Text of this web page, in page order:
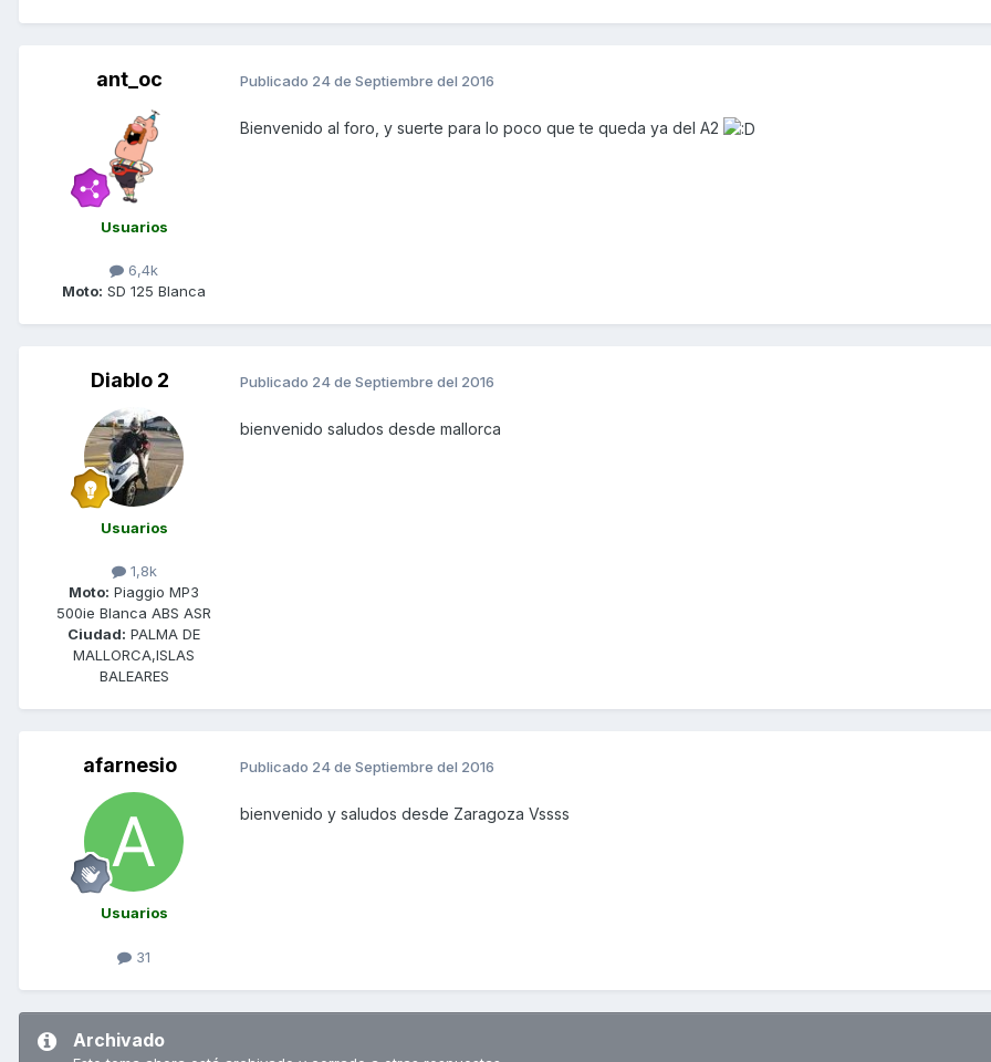
ant_oc
Usuarios
6,4k
Moto: SD 125 Blanca
Publicado 24 de Septiembre del 2016
Bienvenido al foro, y suerte para lo poco que te queda ya del A2
Diablo 2
Usuarios
1,8k
Moto: Piaggio MP3
500ie Blanca ABS ASR
Ciudad: PALMA DE
MALLORCA,ISLAS
BALEARES
Publicado 24 de Septiembre del 2016
bienvenido saludos desde mallorca
afarnesio
Usuarios
31
Publicado 24 de Septiembre del 2016
bienvenido y saludos desde Zaragoza Vssss
Archivado